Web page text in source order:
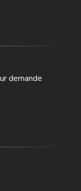
demande